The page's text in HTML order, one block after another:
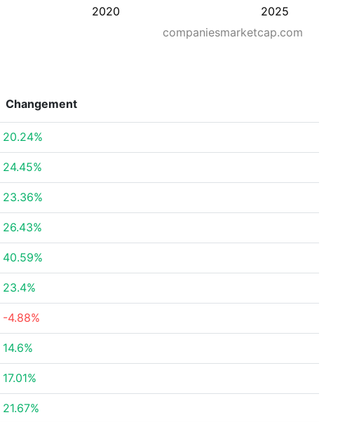
2020 2025
companiesmarketcap.com
Changement
20.24%
24.45%
23.36%
26.43%
40.59%
23.4%
-4.88%
14.6%
17.01%
21.67%